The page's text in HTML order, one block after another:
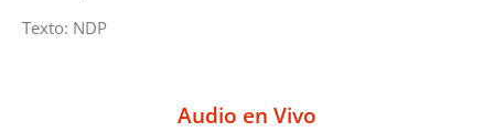
Texto: NDP
Audio en Vivo